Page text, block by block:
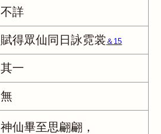
不詳
賦得眾仙同日詠霓裳 ＆15
其一
無
神仙畢至思翩翩，